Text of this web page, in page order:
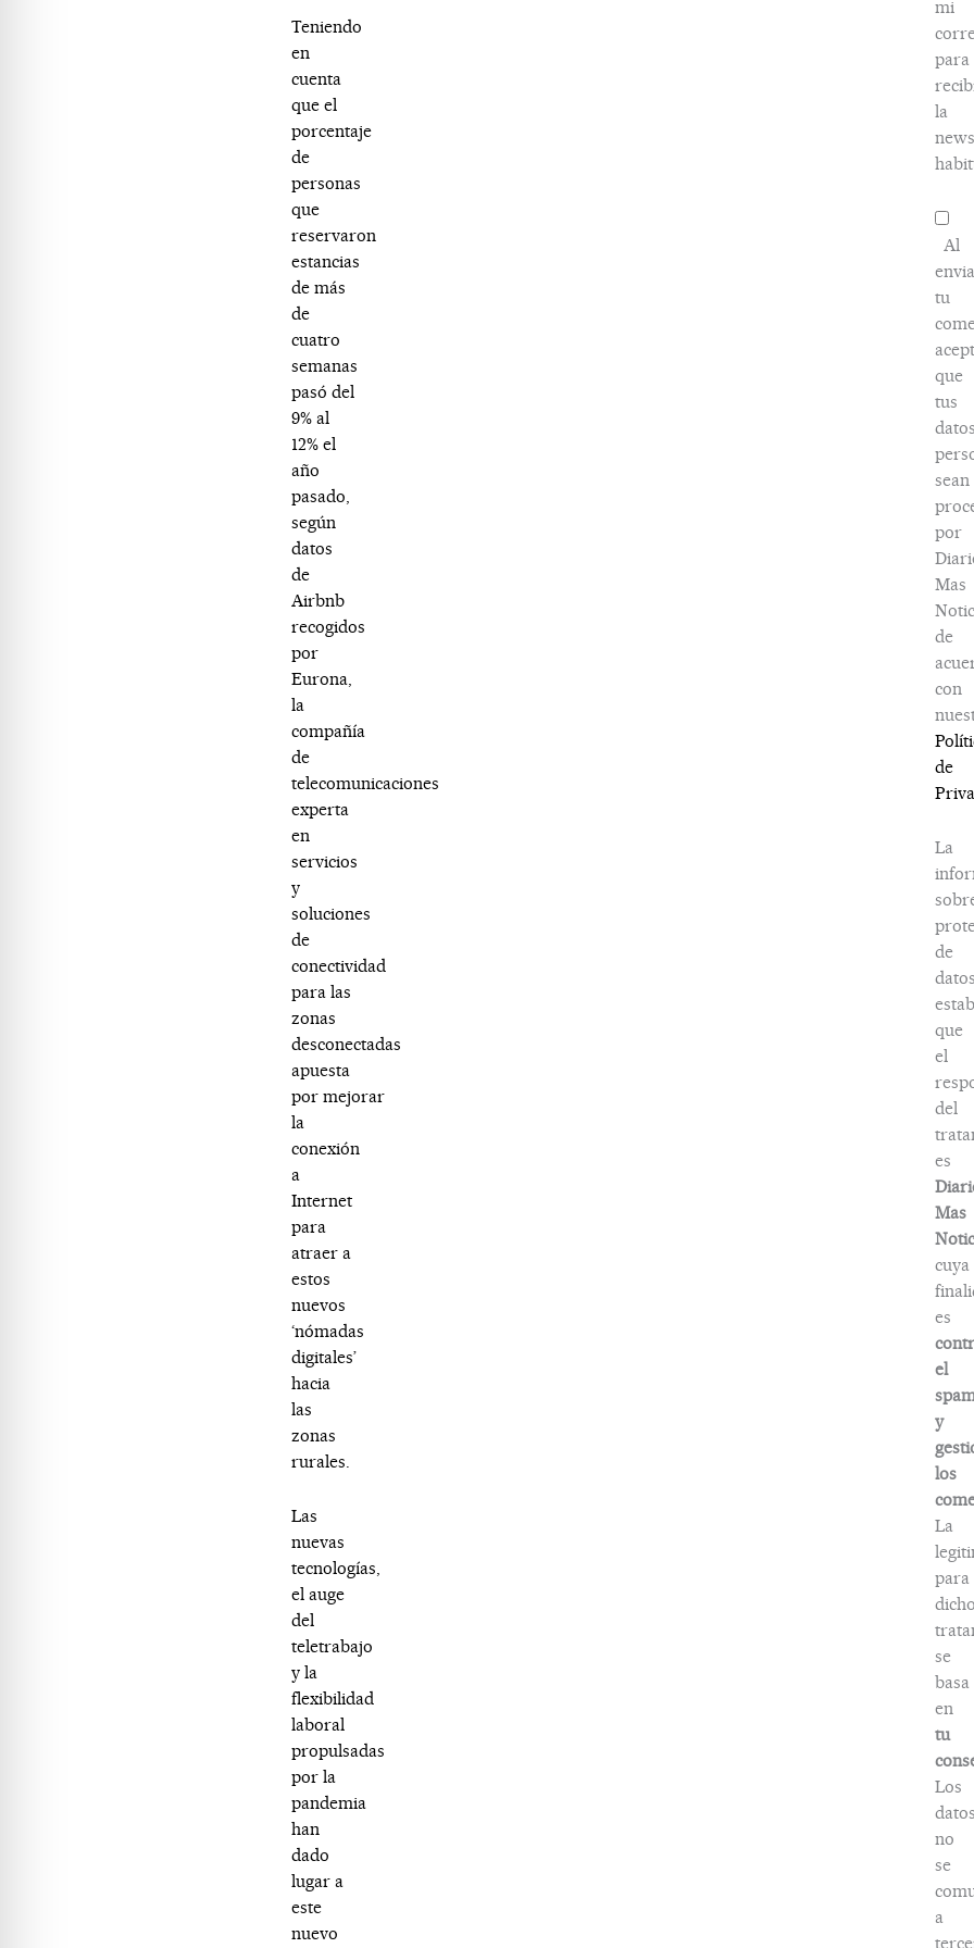
Teniendo
en
cuenta
que el
porcentaje
de
personas
que
reservaron
estancias
de más
de
cuatro
semanas
pasó del
9% al
12% el
año
pasado,
según
datos
de
Airbnb
recogidos
por
Eurona,
la
compañía
de
telecomunicaciones
experta
en
servicios
y
soluciones
de
conectividad
para las
zonas
desconectadas
apuesta
por mejorar
la
conexión
a
Internet
para
atraer a
estos
nuevos
‘nómadas
digitales’
hacia
las
zonas
rurales.
Las
nuevas
tecnologías,
el auge
del
teletrabajo
y la
flexibilidad
laboral
propulsadas
por la
pandemia
han
dado
lugar a
este
nuevo
mi
para
la
Al
tu
que
tus
datos
sean
por
Mas
de
con
de
La
de
datos
que
el
del
es
Mas
cuya
es
el
y
los
La
para
dicho
se
basa
en
tu
Los
datos
no
se
a